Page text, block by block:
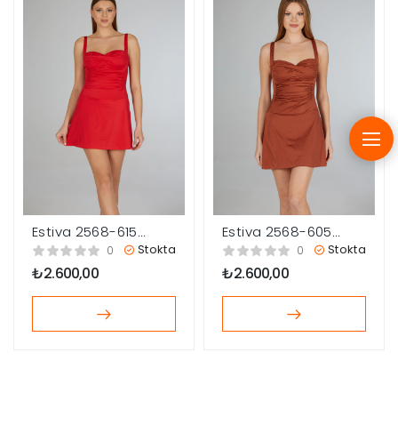
Estiva 2568-615
Kadın Elbiseli Drapeli
Mayo
0 Stokta
₺2.600,00
Estiva 2568-605
Kadın Elbiseli Drapeli
Mayo
0 Stokta
₺2.600,00